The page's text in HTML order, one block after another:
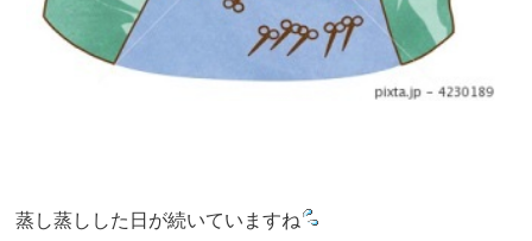
蒸し蒸しした日が続いていますね